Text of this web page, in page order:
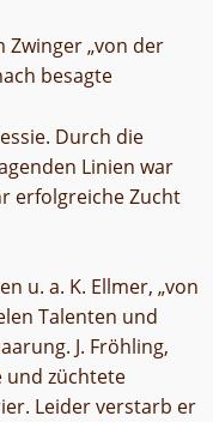
Zwinger „von der
besagte
Durch die
Linien war
erfolgreiche Zucht
u. a. K. Ellmer, „von
Talenten und
J. Fröhling,
und züchtete
Leider verstarb er